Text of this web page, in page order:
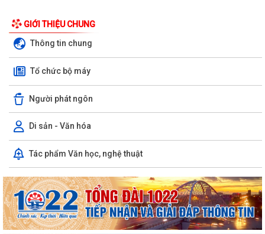
GIỚI THIỆU CHUNG
Thông tin chung
Tổ chức bộ máy
Người phát ngôn
Di sản - Văn hóa
Tác phẩm Văn học, nghệ thuật